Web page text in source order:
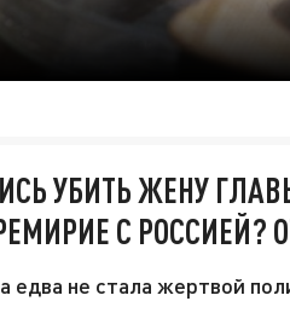
УБИТЬ ЖЕНУ
С РОССИЕЙ?
едва не стала жертвой